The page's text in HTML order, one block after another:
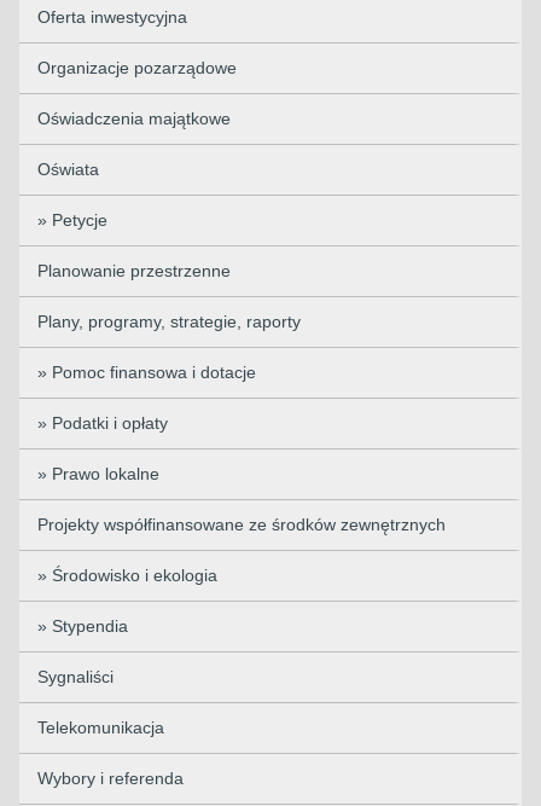
Oferta inwestycyjna
Organizacje pozarządowe
Oświadczenia majątkowe
Oświata
» Petycje
Planowanie przestrzenne
Plany, programy, strategie, raporty
» Pomoc finansowa i dotacje
» Podatki i opłaty
» Prawo lokalne
Projekty współfinansowane ze środków zewnętrznych
» Środowisko i ekologia
» Stypendia
Sygnaliści
Telekomunikacja
Wybory i referenda